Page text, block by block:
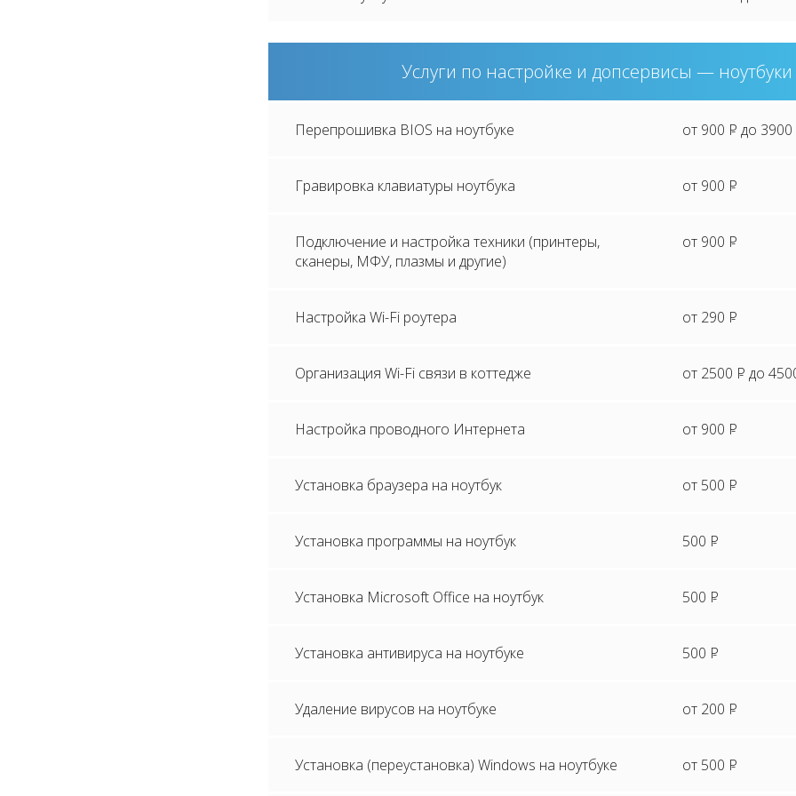
Услуги по настройке и допсервисы — ноутбуки
Перепрошивка BIOS на ноутбуке от 900 P до 3900
Гравировка клавиатуры ноутбука от 900 P
Подключение и настройка техники (принтеры,
сканеры, МФУ, плазмы и другие)
от 900 P
Настройка Wi-Fi роутера от 290 P
Организация Wi-Fi связи в коттедже от 2500 P до
Настройка проводного Интернета от 900 P
Установка браузера на ноутбук от 500 P
Установка программы на ноутбук 500 P
Установка Microsoft Office на ноутбук 500 P
Установка антивируса на ноутбуке 500 P
Удаление вирусов на ноутбуке от 200 P
Установка (переустановка) Windows на ноутбуке от 500 P